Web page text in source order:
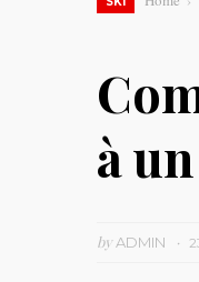
à
byADMIN